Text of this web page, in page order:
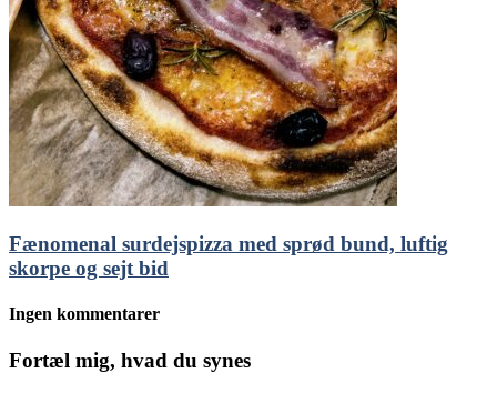
Fænomenal surdejspizza med sprød bund, luftig
skorpe og sejt bid
Ingen kommentarer
Fortæl mig, hvad du synes